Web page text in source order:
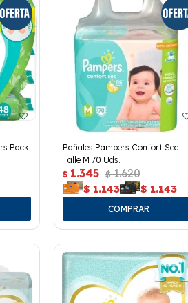
Pack
Pañales Pampers Confort Sec
Talle M 70 Uds.
$ 1.345 $ 1.620
$ 1.143 $ 1.143